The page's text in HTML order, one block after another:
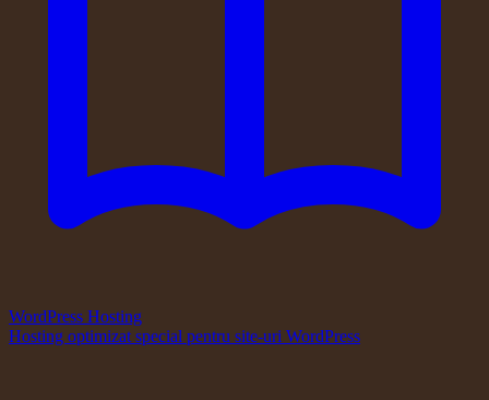
WordPress Hosting
Hosting optimizat special pentru site-uri WordPress